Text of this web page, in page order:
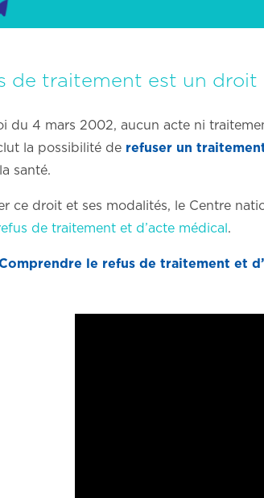
de traitement est un droit
du 4 mars 2002, aucun acte ni
la possibilité de refuser un
santé.
ce droit et ses modalités, le Centre
de traitement et d’acte médical .
le refus de traitement et